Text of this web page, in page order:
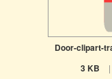
Door-clipart-
3 KB |